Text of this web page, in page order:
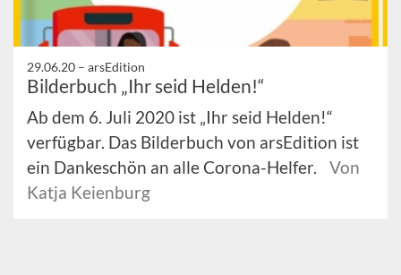
29.06.20 – arsEdition
Bilderbuch „Ihr seid Helden!“
Ab dem 6. Juli 2020 ist „Ihr seid Helden!“
verfügbar. Das Bilderbuch von arsEdition ist
ein Dankeschön an alle Corona-Helfer.
Von
Katja Keienburg